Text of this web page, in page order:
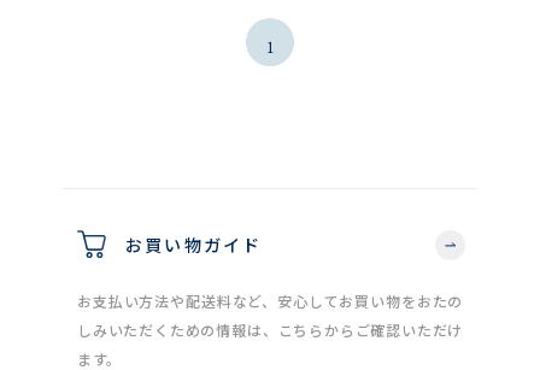
1
お買い物ガイド
お支払い方法や配送料など、安心してお買い物をおたの
しみいただくための情報は、こちらからご確認いただけ
ます。